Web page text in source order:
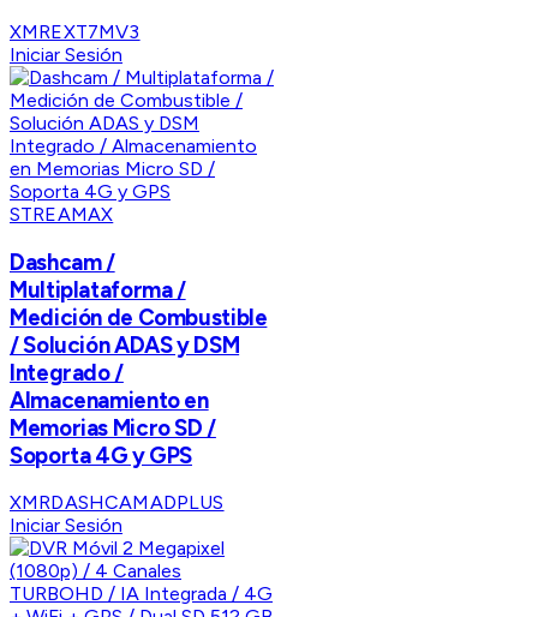
XMREXT7MV3
Iniciar Sesión
STREAMAX
Dashcam /
Multiplataforma /
Medición de Combustible
/ Solución ADAS y DSM
Integrado /
Almacenamiento en
Memorias Micro SD /
Soporta 4G y GPS
XMRDASHCAMADPLUS
Iniciar Sesión